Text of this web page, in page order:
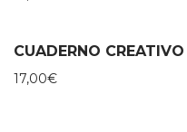
17,00€